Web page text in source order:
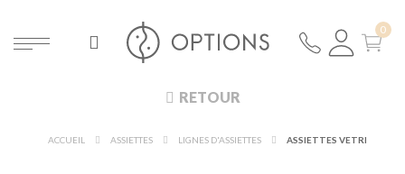
RETOUR
ACCUEIL ASSIETTES LIGNES D'ASSIETTES ASSIETTES VETRI